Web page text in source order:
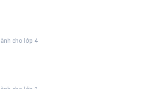
cho lớp 4